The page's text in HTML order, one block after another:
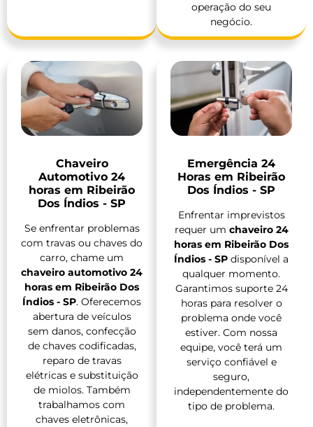
operação do seu
negócio.
Chaveiro
Automotivo 24
horas em Ribeirão
Dos Índios - SP
Se enfrentar problemas
com travas ou chaves do
carro, chame um
chaveiro automotivo 24
horas em Ribeirão Dos
Índios - SP. Oferecemos
abertura de veículos
sem danos, confecção
de chaves codificadas,
reparo de travas
elétricas e substituição
de miolos. Também
trabalhamos com
chaves eletrônicas,
Emergência 24
Horas em Ribeirão
Dos Índios - SP
Enfrentar imprevistos
requer um chaveiro 24
horas em Ribeirão Dos
Índios - SP disponível a
qualquer momento.
Garantimos suporte 24
horas para resolver o
problema onde você
estiver. Com nossa
equipe, você terá um
serviço confiável e
seguro,
independentemente do
tipo de problema.